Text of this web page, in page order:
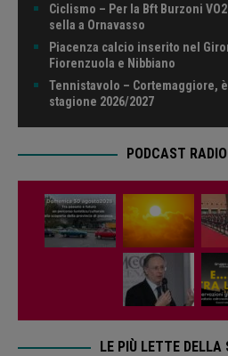
Ciclismo – Per la Bft Burzoni
sella a Ornavasso
Piacenza calcio inserito nel
Fiorenzuola e Nibbiano
Tennistavolo – Cortemaggiore,
stagione 2026/2027
PODCAST
LE PIÙ LETTE